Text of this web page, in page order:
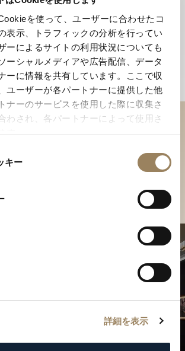
を使って、ユーザーに合わせたコ
表示、トラフィックの分析を行ってい
ーによるサイトの利用状況についても
ーシャルメディアや広告配信、データ
ーに情報を共有しています。ここで収
ユーザーが各パートナーに提供した他
ナーのサービスを使用した際に収集さ
わされ、各パートナーによって使用さ
す。
キー
詳細を表示
クでコレクションを
ご覧ください